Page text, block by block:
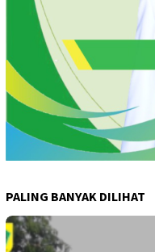
PALING BANYAK DILIHAT